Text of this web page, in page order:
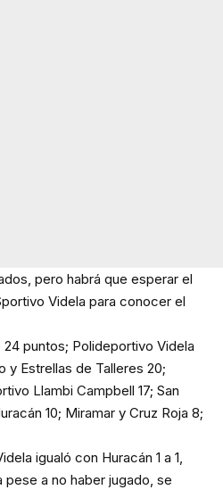
pero habrá que esperar el
Videla para conocer el
puntos; Polideportivo Videla
y Estrellas de Talleres 20;
Llambi Campbell 17; San
10; Miramar y Cruz Roja 8;
igualó con Huracán 1 a 1,
a no haber jugado, se